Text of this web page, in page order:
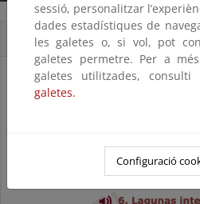
Cortes sonoros
sessió, personalitzar
dades estadístiques de
les galetes o, si vol, pot
galetes permetre. Per a
galetes utilitzades,
galetes.
Configuració